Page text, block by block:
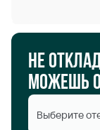
Не
можешь
Выберите